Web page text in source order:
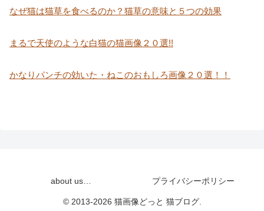
なぜ猫は猫草を食べるのか？猫草の意味と５つの効果
まるで天使のような白猫の猫画像２０選!!
かなりパンチの効いた・ねこのおもしろ画像２０選！！
about us… プライバシーポリシー
© 2013-2026 猫画像どっと 猫ブログ.